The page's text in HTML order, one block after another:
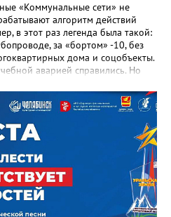
«Коммунальные сети» не
алгоритм действий
в этот раз легенда была такой:
за «бортом» -10, без
дома и соцобъекты.
аварией справились. Но
управляющие компании
для предотвращения
тепловой сети
взаимодействие с
ЕДДС и иными службами»,
управления ГЖИ Ирина
в
действовать слаженно. И
со всеми
тепла до конечных